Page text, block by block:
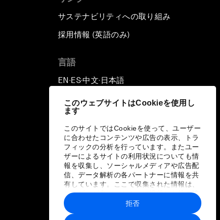
このウェブサイトはCookieを使用し
ます
このサイトではCookieを使って、ユーザー
に合わせたコンテンツや広告の表示、トラ
フィックの分析を行っています。またユー
ザーによるサイトの利用状況についても情
報を収集し、ソーシャルメディアや広告配
信、データ解析の各パートナーに情報を共
有しています。ここで収集された情報は、
ユーザーが各パートナーに提供した他の情
報や各パートナーのサービスを使用した際
に収集された情報と組み合わされ、各パー
拒否
サステナビリティへの取り組み
採用情報 (英語のみ)
言語
EN ▪ES▪中文▪ 日本語